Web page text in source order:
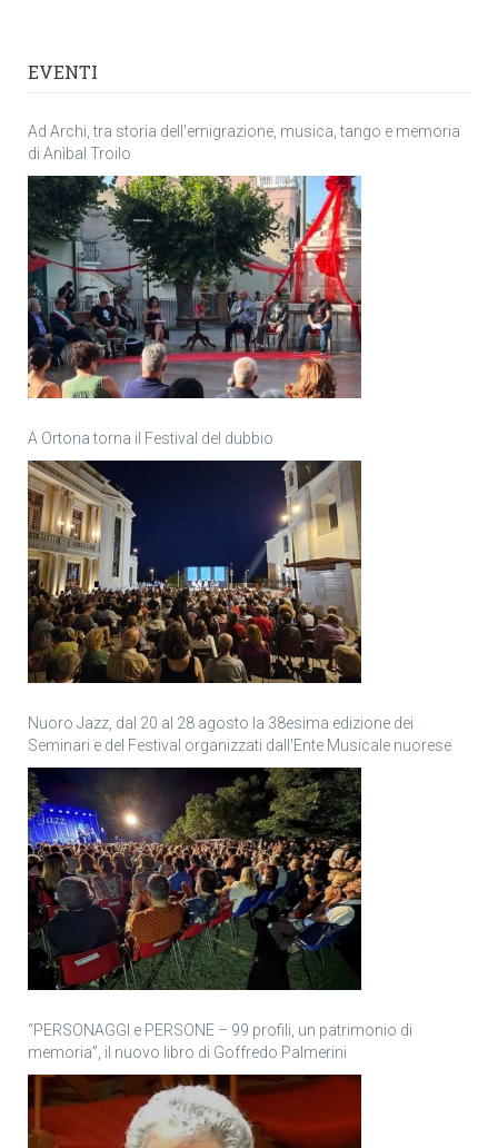
EVENTI
Ad Archi, tra storia dell’emigrazione, musica, tango e memoria
di Anìbal Troilo
A Ortona torna il Festival del dubbio
Nuoro Jazz, dal 20 al 28 agosto la 38esima edizione dei
Seminari e del Festival organizzati dall’Ente Musicale nuorese
“PERSONAGGI e PERSONE – 99 profili, un patrimonio di
memoria”, il nuovo libro di Goffredo Palmerini